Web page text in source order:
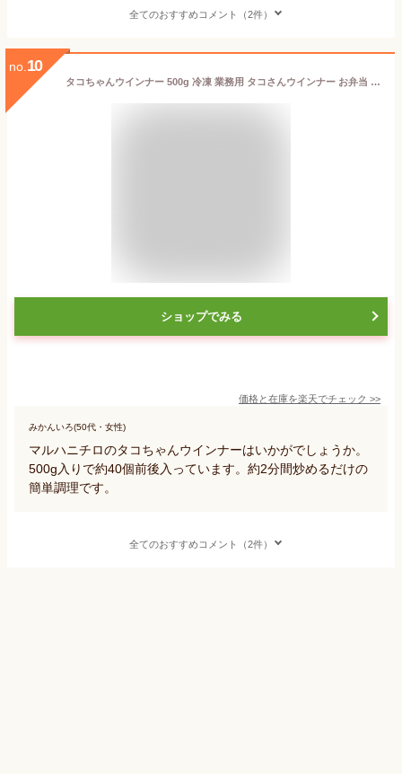
全てのおすすめコメント（2件）
no. 10
タコちゃんウインナー 500g 冷凍 業務用 タコさんウインナー お弁当 おかず おつまみ 簡単調理
ショップでみる
価格と在庫を楽天でチェック >>
みかんいろ(50代・女性)
マルハニチロのタコちゃんウインナーはいかがでしょうか。
500g入りで約40個前後入っています。約2分間炒めるだけの
簡単調理です。
全てのおすすめコメント（2件）